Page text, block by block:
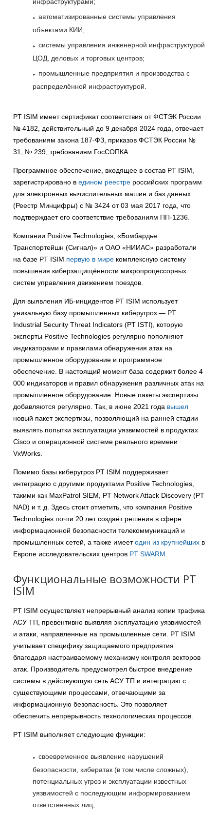
инфраструктурами;
автоматизированные системы управления
объектами КИИ;
системы управления инженерной инфраструктурой
ЦОД, деловых и торговых центров;
промышленные предприятия и производства с
распределённой инфраструктурой.
PT ISIM имеет сертификат соответствия от ФСТЭК России
№ 4182, действительный до 9 декабря 2024 года, отвечает
требованиям закона 187-ФЗ, приказов ФСТЭК России №
31, № 239, требованиям ГосСОПКА.
Программное обеспечение, входящее в состав PT ISIM,
зарегистрировано в едином реестре российских программ
для электронных вычислительных машин и баз данных
(Реестр Минцифры) с № 3424 от 03 мая 2017 года, что
подтверждает его соответствие требованиям ПП-1236.
Компании Positive Technologies, «Бомбардье
Транспортейшн (Сигнал)» и ОАО «НИИАС» разработали
на базе PT ISIM первую в мире комплексную систему
повышения киберзащищённости микропроцессорных
систем управления движением поездов.
Для выявления ИБ-инцидентов PT ISIM использует
уникальную базу промышленных киберугроз — PT
Industrial Security Threat Indicators (PT ISTI), которую
эксперты Positive Technologies регулярно пополняют
индикаторами и правилами обнаружения атак на
промышленное оборудование и программное
обеспечение. В настоящий момент база содержит более 4
000 индикаторов и правил обнаружения различных атак на
промышленное оборудование. Новые пакеты экспертизы
добавляются регулярно. Так, в июне 2021 года вышел
новый пакет экспертизы, позволяющий на ранней стадии
выявлять попытки эксплуатации уязвимостей в продуктах
Cisco и операционной системе реального времени
VxWorks.
Помимо базы киберугроз PT ISIM поддерживает
интеграцию с другими продуктами Positive Technologies,
такими как MaxPatrol SIEM, PT Network Attack Discovery (PT
NAD) и т. д. Здесь стоит отметить, что компания Positive
Technologies почти 20 лет создаёт решения в сфере
информационной безопасности телекоммуникаций и
промышленных сетей, а также имеетодин из крупнейших в
Европе исследовательских центров PT SWARM.
Функциональные возможности PT
ISIM
PT ISIM осуществляет непрерывный анализ копии трафика
АСУ ТП, превентивно выявляя эксплуатацию уязвимостей
и атаки, направленные на промышленные сети. PT ISIM
учитывает специфику защищаемого предприятия
благодаря настраиваемому механизму контроля векторов
атак. Производитель предусмотрел быстрое внедрение
системы в действующую сеть АСУ ТП и интеграцию с
существующими процессами, отвечающими за
информационную безопасность. Это позволяет
обеспечить непрерывность технологических процессов.
PT ISIM выполняет следующие функции:
своевременное выявление нарушений
безопасности, кибератак (в том числе сложных),
потенциальных угроз и эксплуатации известных
уязвимостей с последующим информированием
ответственных лиц;